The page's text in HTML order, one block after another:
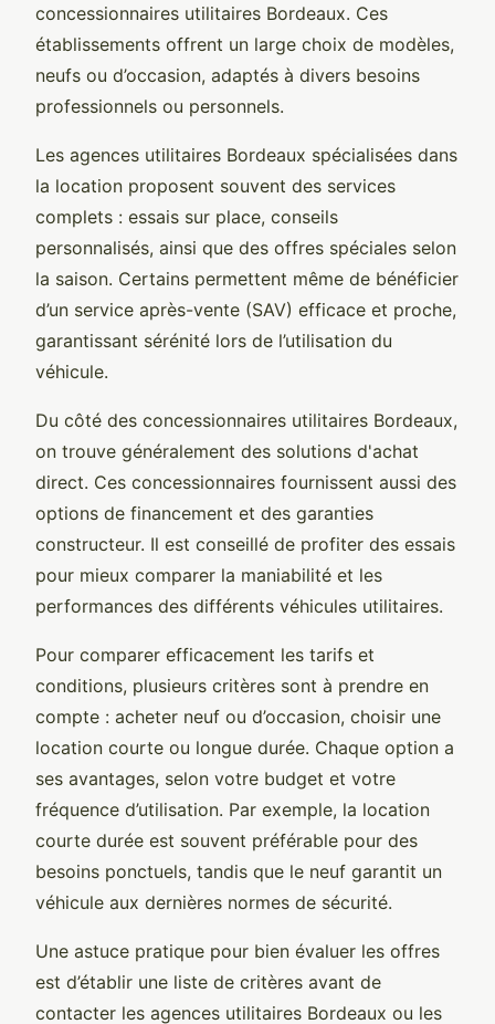
concessionnaires utilitaires Bordeaux. Ces
établissements offrent un large choix de modèles,
neufs ou d’occasion, adaptés à divers besoins
professionnels ou personnels.
Les agences utilitaires Bordeaux spécialisées dans
la location proposent souvent des services
complets : essais sur place, conseils
personnalisés, ainsi que des offres spéciales selon
la saison. Certains permettent même de bénéficier
d’un service après-vente (SAV) efficace et proche,
garantissant sérénité lors de l’utilisation du
véhicule.
Du côté des concessionnaires utilitaires Bordeaux,
on trouve généralement des solutions d'achat
direct. Ces concessionnaires fournissent aussi des
options de financement et des garanties
constructeur. Il est conseillé de profiter des essais
pour mieux comparer la maniabilité et les
performances des différents véhicules utilitaires.
Pour comparer efficacement les tarifs et
conditions, plusieurs critères sont à prendre en
compte : acheter neuf ou d’occasion, choisir une
location courte ou longue durée. Chaque option a
ses avantages, selon votre budget et votre
fréquence d’utilisation. Par exemple, la location
courte durée est souvent préférable pour des
besoins ponctuels, tandis que le neuf garantit un
véhicule aux dernières normes de sécurité.
Une astuce pratique pour bien évaluer les offres
est d’établir une liste de critères avant de
contacter les agences utilitaires Bordeaux ou les